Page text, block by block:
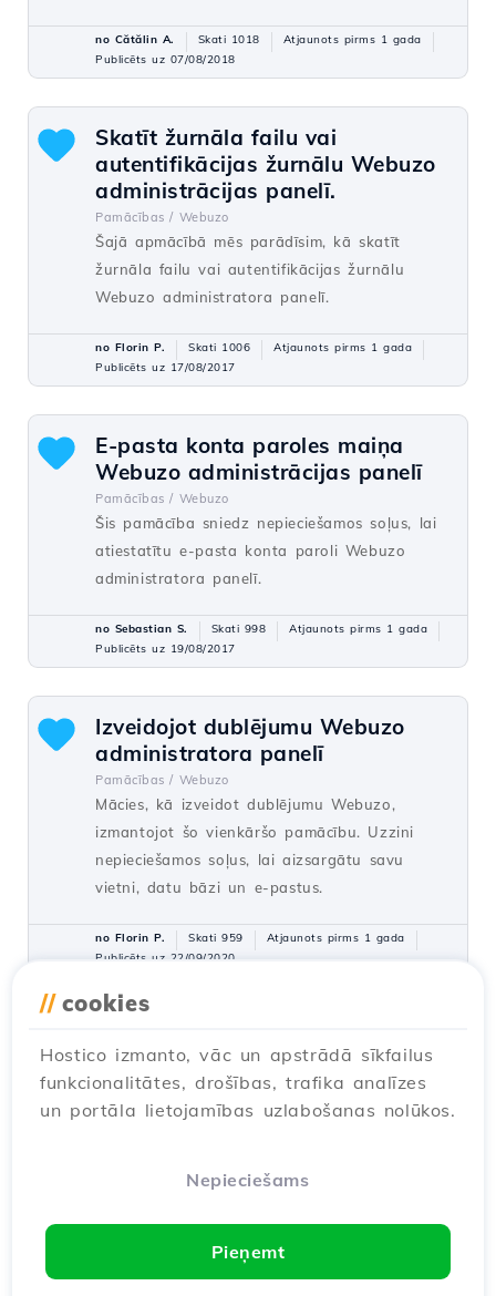
no Cătălin A. Skati 1018
Atjaunots pirms 1 gada
Publicēts uz 07/08/2018
Skatīt žurnāla failu vai
autentifikācijas žurnālu Webuzo
administrācijas panelī.
Pamācības / Webuzo
Šajā apmācībā mēs parādīsim, kā skatīt
žurnāla failu vai autentifikācijas žurnālu
Webuzo administratora panelī.
no Florin P. Skati 1006
Atjaunots pirms 1 gada
Publicēts uz 17/08/2017
E-pasta konta paroles maiņa
Webuzo administrācijas panelī
Pamācības / Webuzo
Šis pamācība sniedz nepieciešamos soļus, lai
atiestatītu e-pasta konta paroli Webuzo
administratora panelī.
no Sebastian S. Skati 998
Atjaunots pirms 1 gada
Publicēts uz 19/08/2017
Izveidojot dublējumu Webuzo
administratora panelī
Pamācības / Webuzo
Mācies, kā izveidot dublējumu Webuzo,
izmantojot šo vienkāršo pamācību. Uzzini
nepieciešamos soļus, lai aizsargātu savu
vietni, datu bāzi un e-pastus.
no Florin P. Skati 959
Atjaunots pirms 1 gada
Publicēts uz 22/09/2020
maiņa Webuzo administratora
panelī
Pamācības / Webuzo
vienkāršajiem soļiem.
Skati 855
Atjaunots pirms 1 gada
// cookies
Hostico izmanto, vāc un apstrādā sīkfailus
funkcionalitātes, drošības, trafika analīzes
un portāla lietojamības uzlabošanas nolūkos.
Nepieciešams
Pieņemt